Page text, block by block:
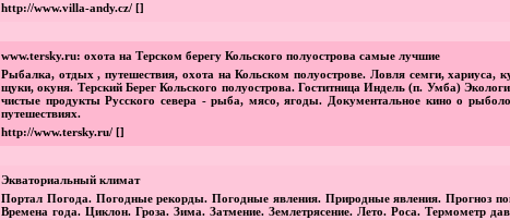
http://www.villa-andy.cz/ []
www.tersky.ru: охота на Терском берегу Кольского полуострова самые лучшие
Рыбалка, отдых , путешествия, охота на Кольском полуострове. Ловля семги, хариуса,
щуки, окуня. Терский Берег Кольского полуострова. Гоститница Индель (п. Умба)
чистые продукты Русского севера - рыба, мясо, ягоды. Документальное кино о
путешествиях.
http://www.tersky.ru/ []
Экваториальный климат
Портал Погода. Погодные рекорды. Погодные явления. Природные явления. Прогноз
Времена года. Циклон. Гроза. Зима. Затмение. Землетрясение. Лето. Роса. Термометр